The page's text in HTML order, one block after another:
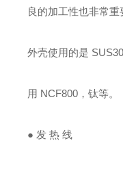
良的加工性也非常
外壳使用的是
用 NCF800，钛等。
● 发 热 线